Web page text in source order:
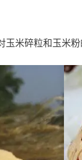
玉米碎粒和玉米